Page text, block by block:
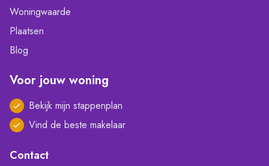
Woningwaarde
Plaatsen
Blog
Voor jouw woning
Bekijk mijn stappenplan
Vind de beste makelaar
Contact